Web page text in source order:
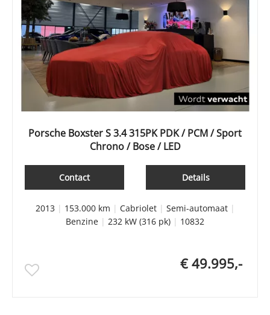
Porsche Boxster S 3.4 315PK PDK / PCM / Sport
Chrono / Bose / LED
Details
Contact
2013 | 153.000 km | Cabriolet| Semi-automaat|
Benzine | 232 kW (316 pk) | 10832
€ 49.995,-